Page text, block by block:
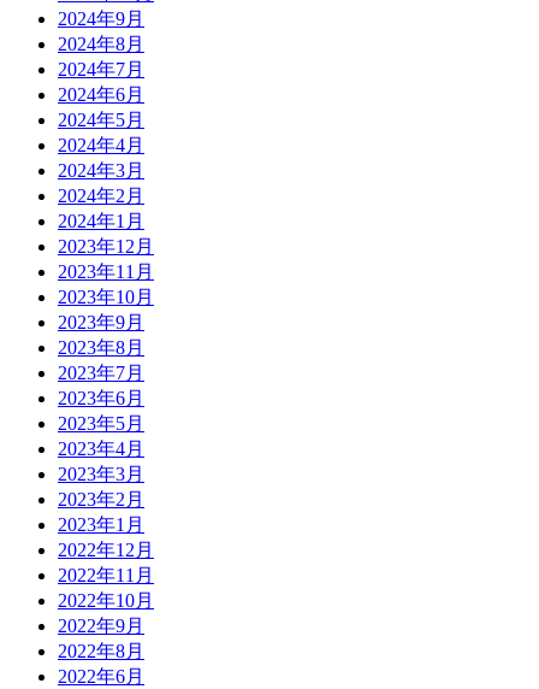
2024年9月
2024年8月
2024年7月
2024年6月
2024年5月
2024年4月
2024年3月
2024年2月
2024年1月
2023年12月
2023年11月
2023年10月
2023年9月
2023年8月
2023年7月
2023年6月
2023年5月
2023年4月
2023年3月
2023年2月
2023年1月
2022年12月
2022年11月
2022年10月
2022年9月
2022年8月
2022年6月